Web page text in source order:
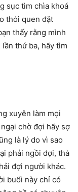
sục tìm chìa khoá
thói quen đặt
thấy rằng mình
thứ ba, hãy tìm
xuyên làm mọi
chờ đợi hãy sợ
là lý do vì sao
phải ngồi đợi, thà
đợi người khác.
buổi này chỉ có